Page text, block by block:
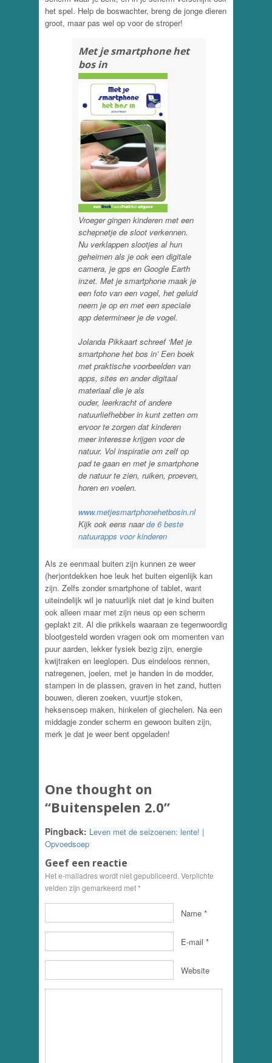
het spel. Help de boswachter, breng de jonge dieren
groot, maar pas wel op voor de stroper!
Met je smartphone het
bos in
Vroeger gingen kinderen met een
schepnetje de sloot verkennen.
Nu verklappen slootjes al hun
geheimen als je ook een digitale
camera, je gps en Google Earth
inzet. Met je smartphone maak je
een foto van een vogel, het geluid
neem je op en met een speciale
app determineer je de vogel.
Jolanda Pikkaart schreef ‘Met je
smartphone het bos in’ Een boek
met praktische voorbeelden van
apps, sites en ander digitaal
materiaal die je als
ouder, leerkracht of andere
natuurliefhebber in kunt zetten om
ervoor te zorgen dat kinderen
meer interesse krijgen voor de
natuur. Vol inspiratie om zelf op
pad te gaan en met je smartphone
de natuur te zien, ruiken, proeven,
horen en voelen.
www.metjesmartphonehetbosin.nl
Kijk ook eens naarde 6 beste
natuurapps voor kinderen
Als ze eenmaal buiten zijn kunnen ze weer
(her)ontdekken hoe leuk het buiten eigenlijk kan
zijn. Zelfs zonder smartphone of tablet, want
uiteindelijk wil je natuurlijk niet dat je kind buiten
ook alleen maar met zijn neus op een scherm
geplakt zit. Al die prikkels waaraan ze tegenwoordig
blootgesteld worden vragen ook om momenten van
puur aarden, lekker fysiek bezig zijn, energie
kwijtraken en leeglopen. Dus eindeloos rennen,
natregenen, joelen, met je handen in de modder,
stampen in de plassen, graven in het zand, hutten
bouwen, dieren zoeken, vuurtje stoken,
heksensoep maken, hinkelen of giechelen. Na een
middagje zonder scherm en gewoon buiten zijn,
merk je dat je weer bent opgeladen!
One thought on
“Buitenspelen 2.0”
Pingback: Leven met de seizoenen: lente! |
Opvoedsoep
Geef een reactie
Het e-mailadres wordt niet gepubliceerd. Verplichte
velden zijn gemarkeerd met*
Name *
E-mail *
Website